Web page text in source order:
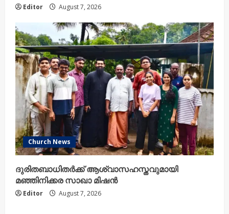
Editor August 7, 2026
Church News
ദുരിതബാധിതർക്ക് ആശ്വാസഹസ്തവുമായി
മഞ്ഞിനിക്കര സാഖാ മിഷൻ
Editor August 7, 2026